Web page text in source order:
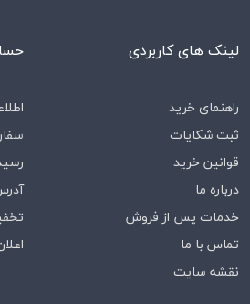
لینک های کاربردی
راهنمای خرید
ثبت شکایات
قوانین خرید
درباره‌ ما
خدمات پس از فروش
تماس با ما
نقشه سایت